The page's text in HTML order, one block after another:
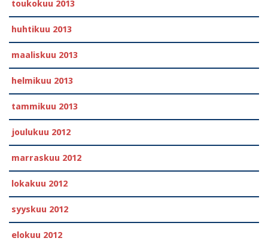
toukokuu 2013
huhtikuu 2013
maaliskuu 2013
helmikuu 2013
tammikuu 2013
joulukuu 2012
marraskuu 2012
lokakuu 2012
syyskuu 2012
elokuu 2012